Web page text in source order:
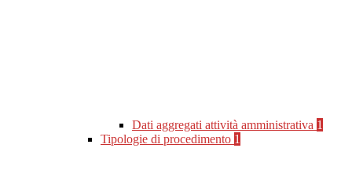
Dati aggregati attività amministrativa 1
Tipologie di procedimento 1